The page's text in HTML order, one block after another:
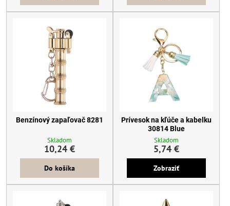
Benzínový zapaľovač 8281
Skladom
10,24 €
Do košíka
Prívesok na kľúče a kabelku
30814 Blue
Skladom
5,74 €
Zobraziť